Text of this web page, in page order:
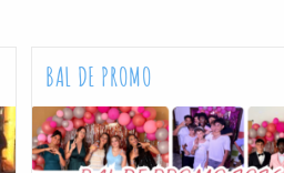
BAL DE PROMO